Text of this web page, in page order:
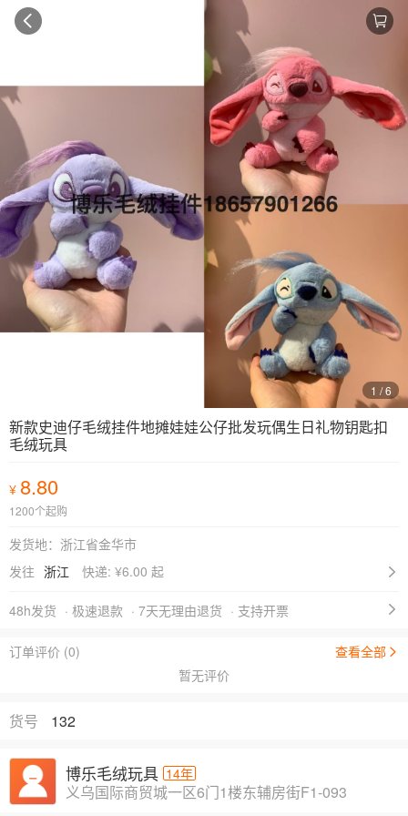
1 / 6
新款史迪仔毛绒挂件地摊娃娃公仔批发玩偶生日礼物钥匙扣
毛绒玩具
¥ 8.80
1200个起购
发货地：浙江省金华市
发往 浙江 快递: ¥6.00 起
48h发货 · 极速退款 · 7天无理由退货 · 支持开票
订单评价 (0)
查看全部
暂无评价
货号 132
博乐毛绒玩具 14年
义乌国际商贸城一区6门1楼东辅房街F1-093